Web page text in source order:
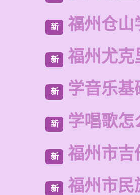
新 福州仓山
新 福州尤克
新 学音乐基
新 学唱歌怎
新 福州市吉
新 福州市民